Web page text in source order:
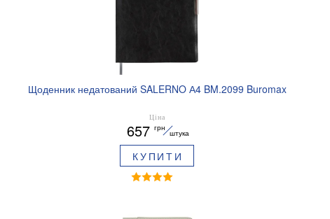
Щоденник недатований SALERNO А4 BM.2099 Buromax
Ціна
657 грн
штука
КУПИТИ